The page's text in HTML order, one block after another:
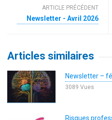
ARTICLE PRÉCÉDENT
Newsletter - Avril 2026
Articles similaires
Newsletter –
3089 Vues
Risques